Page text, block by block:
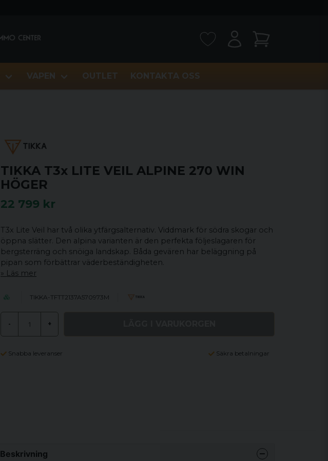
VAPEN OUTLET KONTAKTA OSS
TIKKA T3x LITE VEIL ALPINE 270 WIN
HÖGER
22 799 kr
T3x Lite Veil har två olika ytfärgsalternativ. Viddmark för södra skogar och
öppna slätter. Den alpina varianten är den perfekta följeslagaren för
bergsterräng och snöiga landskap. Båda gevären har beläggning på
pipan som förbättrar väderbeständigheten.
Läs mer
TIKKA-TFTT2137A570973M
- +
Snabba leveranser Säkra betalningar
Beskrivning